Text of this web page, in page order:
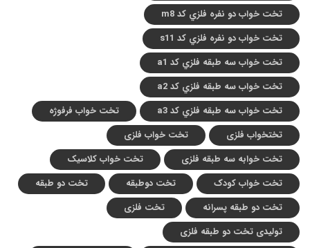
تخت خواب دو نفره فلزي کد m8
تخت خواب دو نفره فلزي کد s11
تخت خواب سه طبقه فلزي کد a1
تخت خواب سه طبقه فلزي کد a2
تخت خواب سه طبقه فلزي کد a3
تخت خواب فرفوژه
تختخواب فلزی
تخت خواب فلزی
تخت خوابه سه طبقه فلزی
تخت خواب کلاسیک
تخت خواب کودک
تخت دوطبقه
تخت دو طبقه
تخت دو طبقه پسرانه
تخت فلزی
تولیدی تخت دو طبقه فلزی